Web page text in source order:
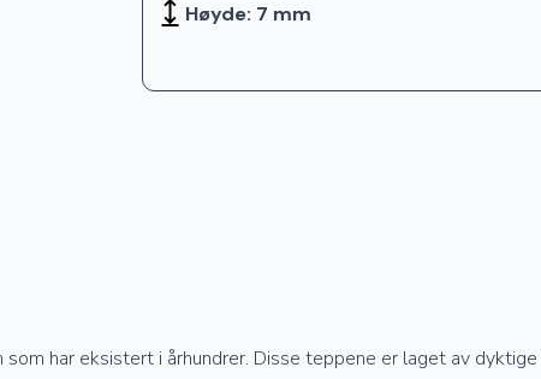
Høyde: 7 mm
har eksistert i århundrer. Disse teppene er laget av